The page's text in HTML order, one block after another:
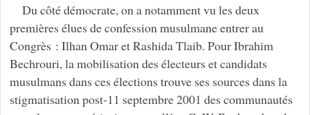
Du côté démocrate, on a notamment vu les deux
premières élues de confession musulmane entrer au
Congrès : Ilhan Omar et Rashida Tlaib. Pour Ibrahim
Bechrouri, la mobilisation des électeurs et candidats
musulmans dans ces élections trouve ses sources dans la
stigmatisation post-11 septembre 2001 des communautés